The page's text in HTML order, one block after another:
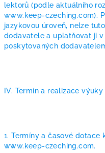
lektorů (podle aktuálního
www.keep-czeching.com).
jazykovou úroveň, nelze
dodavatele a uplatňovat ji
poskytovaných
IV. Termín a realizace výuky
1. Termíny a časové dotace
www.keep-czeching.com.